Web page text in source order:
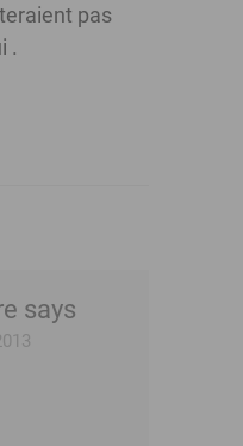
pas
.
says